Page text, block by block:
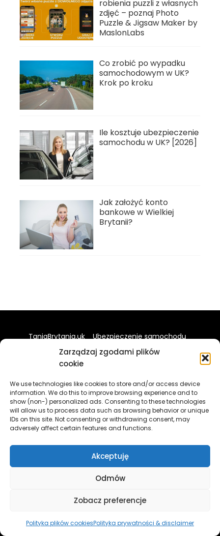
Zarządzaj zgodami plików
cookie
We use technologies like cookies to store and/or access device
information. We do this to improve browsing experience and to
show (non-) personalized ads. Consenting to these technologies
will allow us to process data such as browsing behavior or unique
IDs on this site. Not consenting or withdrawing consent, may
adversely affect certain features and functions.
Akceptuję
Odmów
Zobacz preferencje
Polityka plików cookiesPolityka prywatności & disclaimer
robienia puzzli z własnych
zdjęć – poznaj Photo
Puzzle & Jigsaw Maker by
MaslonLabs
Co zrobić po wypadku
samochodowym w UK?
Krok po kroku
Ile kosztuje ubezpieczenie
samochodu w UK? [2026]
Jak założyć konto
bankowe w Wielkiej
Brytanii?
TaniaBrytania.uk
Ubezpieczenie samochodu
Ubezpieczenie vana
Ubezpieczenie motocykla
Ubezpieczenie na życie
Ubezpieczenie turystyczne
Ubezpieczenie nieruchomości
Ubezpieczenie zwierząt
Ubezpieczenie kampera
Ubezpieczenie przyczepy kempingowej
Ubezpieczenie łodzi
Breakdown cover
Ubezpieczenie kredytu hipotecznego
Ubezpieczenie landlorda
Tani Internet
Rozmowy do Polski
Hotele
Bilety na samoloty
Bilety na promy
Kredyt hipoteczny
Pożyczki gotówkowe
Blog dla emigrantów Aktualności z UK